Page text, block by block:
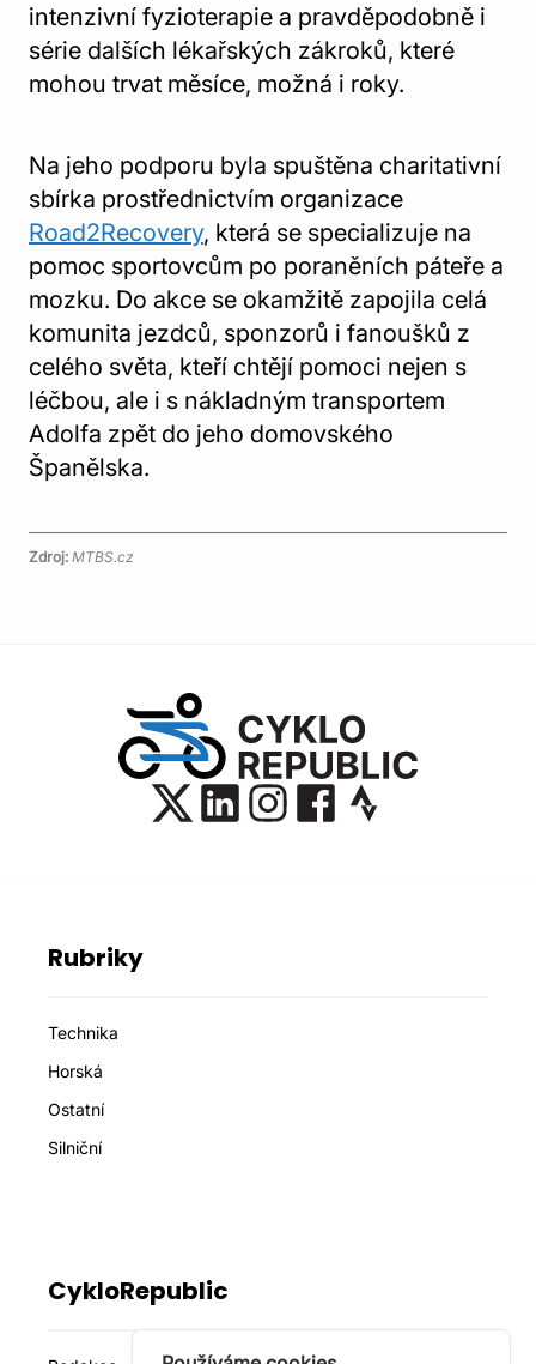
intenzivní fyzioterapie a pravděpodobně i
série dalších lékařských zákroků, které
mohou trvat měsíce, možná i roky.
Na jeho podporu byla spuštěna charitativní
sbírka prostřednictvím organizace
Road2Recovery, která se specializuje na
pomoc sportovcům po poraněních páteře a
mozku. Do akce se okamžitě zapojila celá
komunita jezdců, sponzorů i fanoušků z
celého světa, kteří chtějí pomoci nejen s
léčbou, ale i s nákladným transportem
Adolfa zpět do jeho domovského
Španělska.
Zdroj: MTBS.cz
Rubriky
Technika
Horská
Ostatní
Silniční
CykloRepublic